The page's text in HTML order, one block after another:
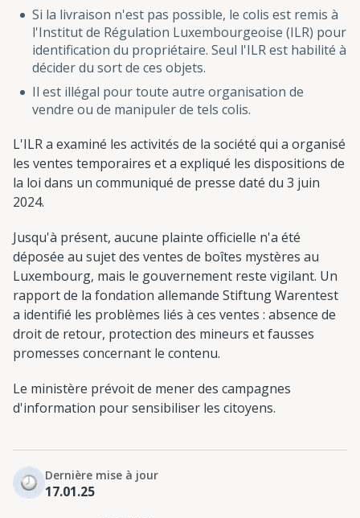
Si la livraison n'est pas possible, le colis est remis à
l'Institut de Régulation Luxembourgeoise (ILR) pour
identification du propriétaire. Seul l'ILR est habilité à
décider du sort de ces objets.
Il est illégal pour toute autre organisation de
vendre ou de manipuler de tels colis.
L'ILR a examiné les activités de la société qui a organisé
les ventes temporaires et a expliqué les dispositions de
la loi dans un communiqué de presse daté du 3 juin
2024.
Jusqu'à présent, aucune plainte officielle n'a été
déposée au sujet des ventes de boîtes mystères au
Luxembourg, mais le gouvernement reste vigilant. Un
rapport de la fondation allemande Stiftung Warentest
a identifié les problèmes liés à ces ventes : absence de
droit de retour, protection des mineurs et fausses
promesses concernant le contenu.
Le ministère prévoit de mener des campagnes
d'information pour sensibiliser les citoyens.
Dernière mise à jour
17.01.25